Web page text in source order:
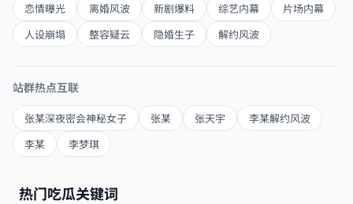
恋情曝光 离婚风波 新剧爆料 综艺内幕
片场内幕
人设崩塌
整容疑云 隐婚生子 解约风波
站群热点互联
张某深夜密会神秘女子 张某 张天宇
李某解约风波
李某
李梦琪
热门吃瓜关键词